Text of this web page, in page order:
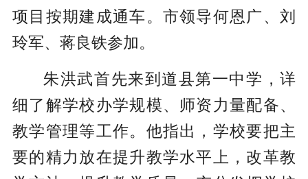
项目按期建成通车。市领导何恩广、刘
玲军、蒋良铁参加。
朱洪武首先来到道县第一中学，详
细了解学校办学规模、师资力量配备、
教学管理等工作。他指出，学校要把主
要的精力放在提升教学水平上，改革教